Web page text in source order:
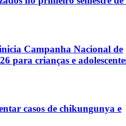
Campanha Nacional de
para crianças e
casos de chikungunya e